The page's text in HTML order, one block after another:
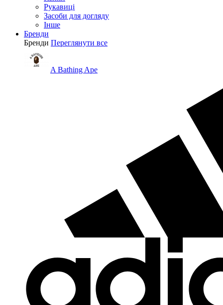
Рукавиці
Засоби для догляду
Інше
Бренди
Бренди Переглянути все
A Bathing Ape